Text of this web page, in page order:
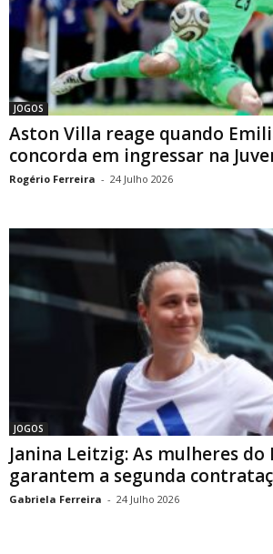
JOGOS
Aston Villa reage quando
concorda em ingressar na
Rogério Ferreira - 24 Julho 2026
JOGOS
Janina Leitzig: As mulheres
garantem a segunda
Gabriela Ferreira - 24 Julho 2026